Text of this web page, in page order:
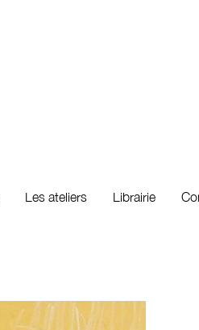
Les ateliers Librairie